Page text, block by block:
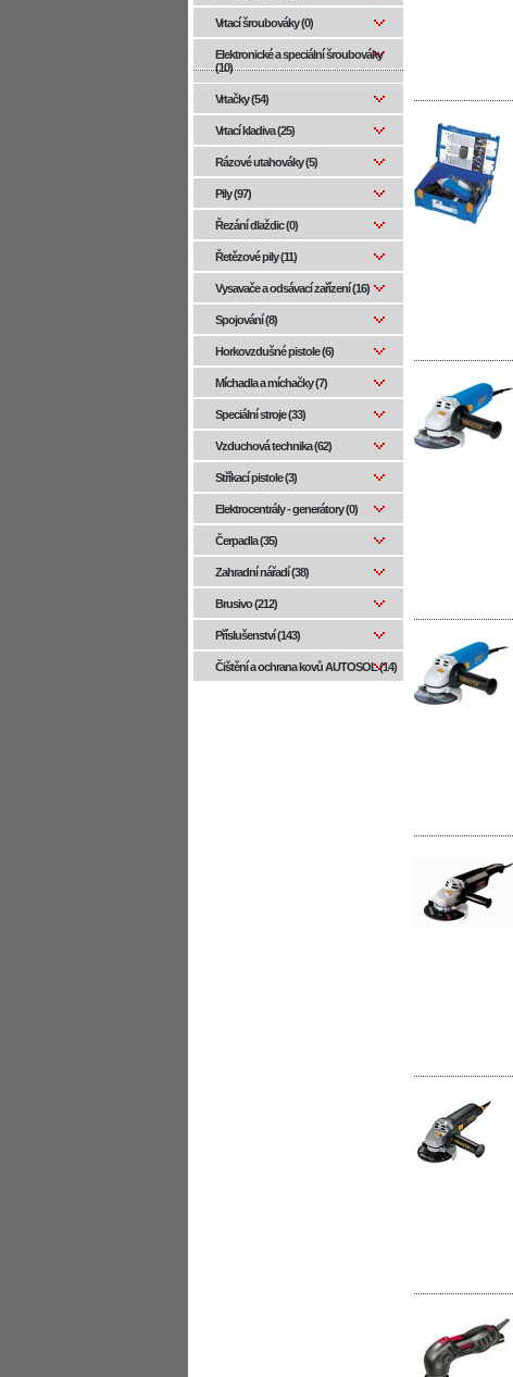
Vrtací šroubováky (0)
Elektronické a speciální šroubováky
(10)
Vrtačky (54)
Vrtací kladiva (25)
Rázové utahováky (5)
Pily (97)
Řezání dlaždic (0)
Řetězové pily (11)
Vysavače a odsávací zařízení (16)
Spojování (8)
Horkovzdušné pistole (6)
Míchadla a míchačky (7)
Speciální stroje (33)
Vzduchová technika (62)
Stříkací pistole (3)
Elektrocentrály - generátory (0)
Čerpadla (35)
Zahradní nářadí (38)
Brusivo (212)
Příslušenství (143)
Čištění a ochrana kovů AUTOSOL (14)